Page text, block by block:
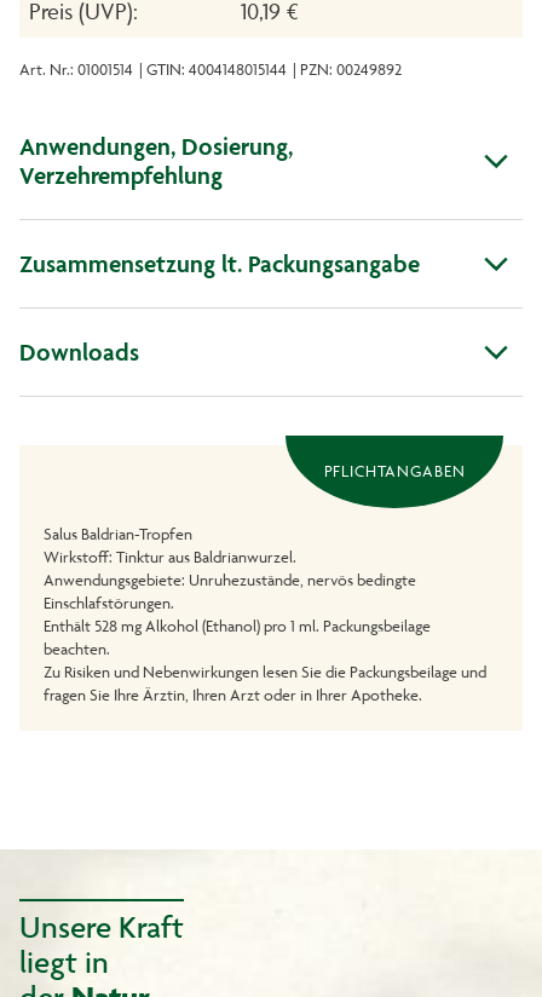
Preis (UVP):
10,19 €
Art. Nr.: 01001514 | GTIN: 4004148015144 | PZN: 00249892
Anwendungen, Dosierung,
Verzehrempfehlung
Zusammensetzung lt. Packungsangabe
Downloads
PFLICHTANGABEN
Salus Baldrian-Tropfen
Wirkstoff: Tinktur aus Baldrianwurzel.
Anwendungsgebiete: Unruhezustände, nervös bedingte
Einschlafstörungen.
Enthält 528 mg Alkohol (Ethanol) pro 1 ml. Packungsbeilage
beachten.
Zu Risiken und Nebenwirkungen lesen Sie die Packungsbeilage und
fragen Sie Ihre Ärztin, Ihren Arzt oder in Ihrer Apotheke.
Unsere Kraft
liegt in